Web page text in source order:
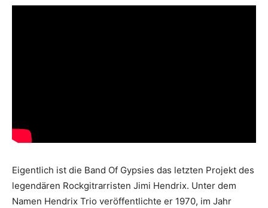
Eigentlich ist die Band Of Gypsies das letzten Projekt des
legendären Rockgitrarristen Jimi Hendrix. Unter dem
Namen Hendrix Trio veröffentlichte er 1970, im Jahr